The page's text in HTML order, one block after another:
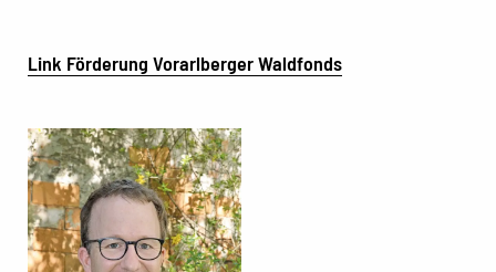
Link Förderung Vorarlberger Waldfonds